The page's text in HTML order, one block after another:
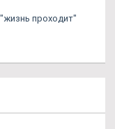
проходит"